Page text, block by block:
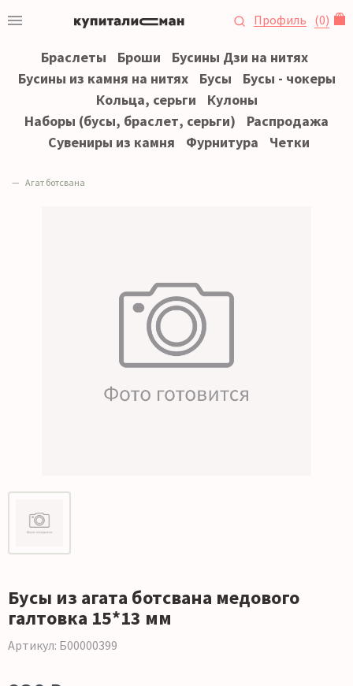
Профиль (0)
Браслеты Броши
Бусины Дзи на нитях
Бусины из камня на нитях
Бусы
Бусы - чокеры
Кольца, серьги
Кулоны
Наборы (бусы, браслет, серьги)
Распродажа
Сувениры из камня
Фурнитура Четки
Агат ботсвана
Бусы из агата ботсвана медового
галтовка 15*13 мм
Артикул: Б00000399